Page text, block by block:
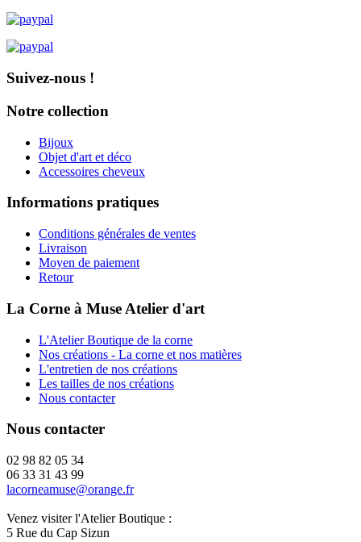
Suivez-nous !
Notre collection
Bijoux
Objet d'art et déco
Accessoires cheveux
Informations pratiques
Conditions générales de ventes
Livraison
Moyen de paiement
Retour
La Corne à Muse Atelier d'art
L'Atelier Boutique de la corne
Nos créations - La corne et nos matières
L'entretien de nos créations
Les tailles de nos créations
Nous contacter
Nous contacter
02 98 82 05 34
06 33 31 43 99
lacorneamuse@orange.fr
Venez visiter l'Atelier Boutique :
5 Rue du Cap Sizun